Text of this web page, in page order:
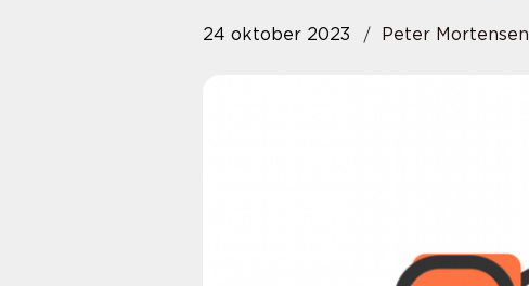
24 oktober 2023 Peter Mortensen